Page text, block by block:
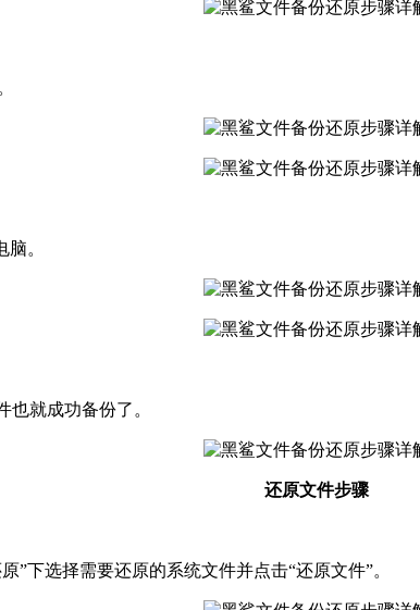
。
就成功备份了。
还原文件步骤
”下选择需要还原的系统文件并点击“还原文件”。